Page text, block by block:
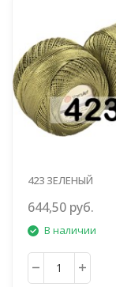
423 ЗЕЛЕНЫЙ
644,50 руб.
В наличии